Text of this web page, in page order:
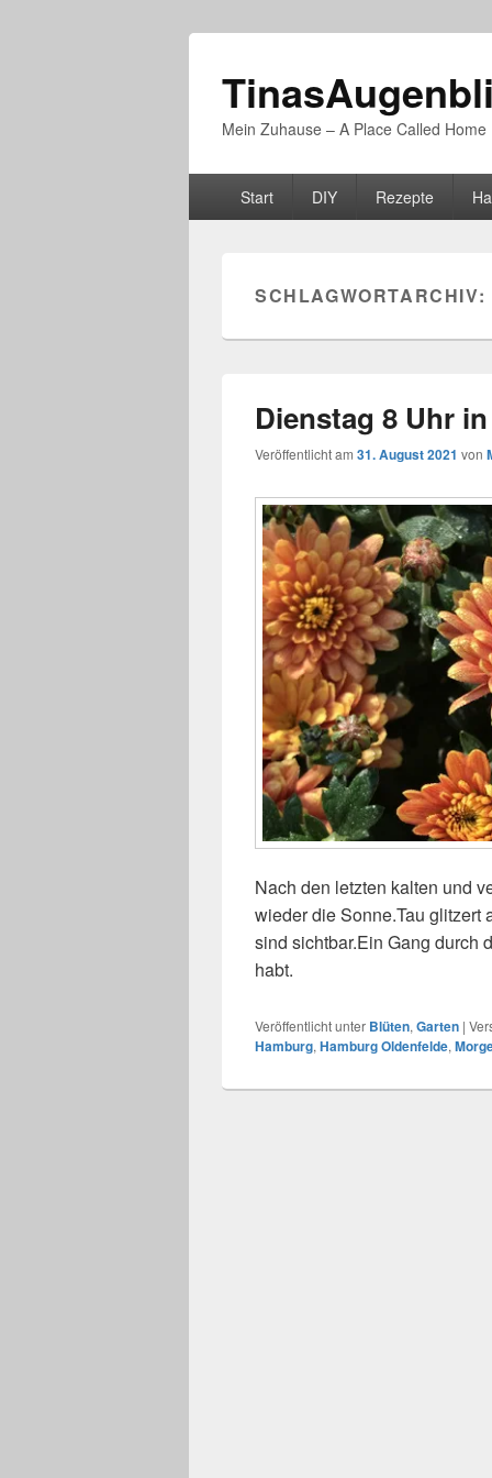
Mein Zuhause – A Place Called Home
PrimäresStart DIY Rezepte
SCHLAGWORTARCHIV:
Dienstag 8 Uhr
Veröffentlicht am 31. August 2021 von
Nach den letzten kalten und
wieder die Sonne.Tau glitzert
sind sichtbar.Ein Gang durch
habt.
Veröffentlicht unter Blüten, Garten |
Hamburg, Hamburg Oldenfelde,